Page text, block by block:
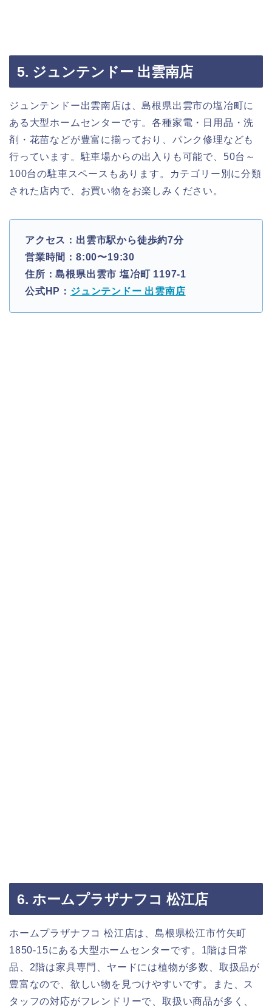
5. ジュンテンドー 出雲南店
ジュンテンドー出雲南店は、島根県出雲市の塩冶町に
ある大型ホームセンターです。各種家電・日用品・洗
剤・花苗などが豊富に揃っており、パンク修理なども
行っています。駐車場からの出入りも可能で、50台～
100台の駐車スペースもあります。カテゴリー別に分類
された店内で、お買い物をお楽しみください。
アクセス：出雲市駅から徒歩約7分
営業時間：8:00〜19:30
住所：島根県出雲市 塩冶町 1197-1
公式HP： ジュンテンドー 出雲南店
6. ホームプラザナフコ 松江店
ホームプラザナフコ 松江店は、島根県松江市竹矢町
1850-15にある大型ホームセンターです。1階は日常
品、2階は家具専門、ヤードには植物が多数、取扱品が
豊富なので、欲しい物を見つけやすいです。また、ス
タッフの対応がフレンドリーで、取扱い商品が多く、